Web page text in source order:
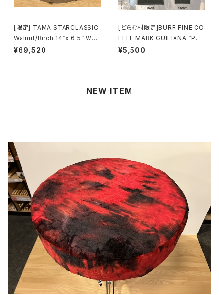
[限定] TAMA STARCLASSIC
Walnut/Birch 14“x 6.5” WBS
S65BB-VBF Vermillion Bos
¥69,520
[どらむ村限定]BURR FINE CO
FFEE MARK GUILIANA “PO
WER BEATS” TEE
¥5,500
NEW ITEM